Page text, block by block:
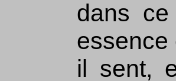
dans
essence
il sent,